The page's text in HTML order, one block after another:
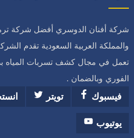
شركة أفنان الدوسري أفضل شركة
والمملكة العربية السعودية تقدم
تعمل في مجال كشف تسربات المياه
الفوري وبالضمان .
فيسبوك
تويتر
يوتيوب